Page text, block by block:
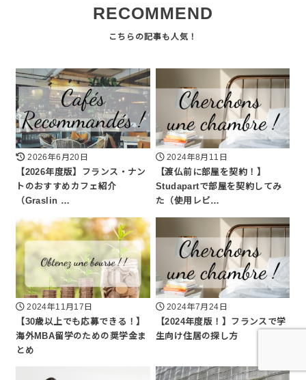
RECOMMEND
2026年6月20日
【2026年度版】フランス・ナン
トのおすすめカフェ紹介
（Graslin …
2024年8月11日
【渡仏前に部屋を契約！】
Studapartで部屋を契約してみ
た（使用レビ…
2024年11月17日
【30歳以上でも応募できる！】
海外MBA留学のための奨学金ま
とめ
2024年7月24日
【2024年度版！】フランスで学
生向け住居の探し方